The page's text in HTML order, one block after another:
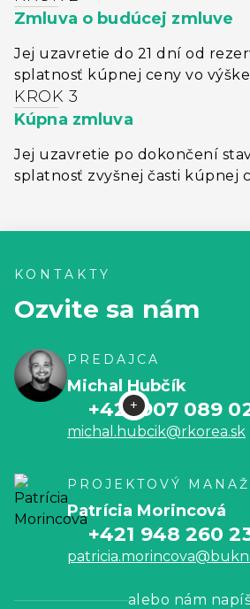
Zmluva o budúcej zmluve
Jej uzavretie do 21 dní od
splatnosť kúpnej ceny vo výške
KROK 3
Kúpna zmluva
Jej uzavretie po dokončení
splatnosť zvyšnej časti kúpnej
KONTAKTY
Ozvite sa nám
PREDAJCA
Michal Hubčík
+421 907 089
michal.hubcik@rkorea.sk
PROJEKTOVÝ
Patrícia Morincová
+421 948 260
alebo nám